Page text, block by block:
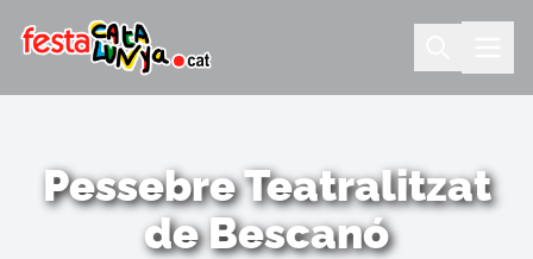
Pessebre Teatralitzat
de Bescanó